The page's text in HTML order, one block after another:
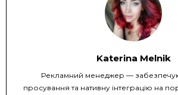
Katerina Melnik
Рекламний менеджер —
просування та нативну інтеграцію на